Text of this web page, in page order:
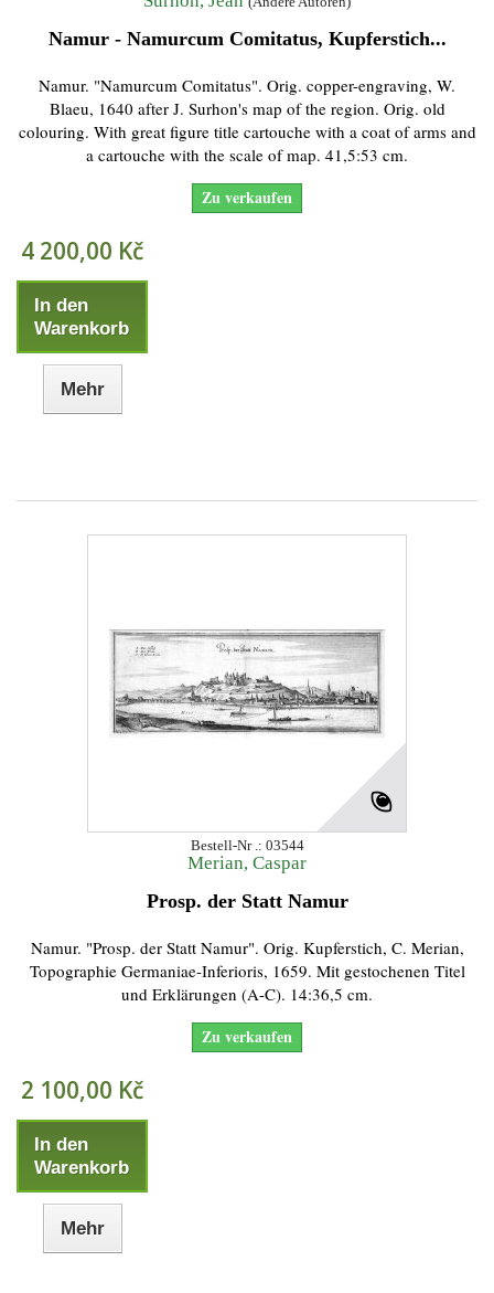
Namur - Namurcum Comitatus, Kupferstich...
Namur. "Namurcum Comitatus". Orig. copper-engraving, W.
Blaeu, 1640 after J. Surhon's map of the region. Orig. old
colouring. With great figure title cartouche with a coat of arms and
a cartouche with the scale of map. 41,5:53 cm.
Zu verkaufen
4 200,00 Kč
In den
Warenkorb
Mehr
Bestell-Nr .: 03544
Merian, Caspar
Prosp. der Statt Namur
Namur. "Prosp. der Statt Namur". Orig. Kupferstich, C. Merian,
Topographie Germaniae-Inferioris, 1659. Mit gestochenen Titel
und Erklärungen (A-C). 14:36,5 cm.
Zu verkaufen
2 100,00 Kč
In den
Warenkorb
Mehr